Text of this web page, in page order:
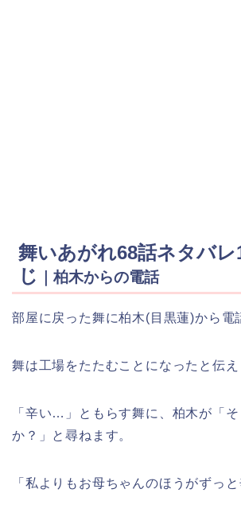
舞いあがれ68話ネタバ
じ
｜柏木からの電話
部屋に戻った舞に柏木(目黒蓮)から電
舞は工場をたたむことになったと伝え
「辛い…」ともらす舞に、柏木が「そ
か？」と尋ねます。
「私よりもお母ちゃんのほうがずっ